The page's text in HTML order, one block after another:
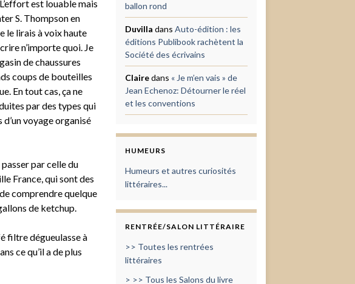
est louable mais
S. Thompson en
le lirais à voix haute
n’importe quoi. Je
de chaussures
coups de bouteilles
En tout cas, ça ne
par des types qui
voyage organisé
par celle du
France, qui sont des
comprendre quelque
de ketchup.
filtre dégueulasse à
ce qu’il a de plus
ballon rond
Duvilla dans Auto-édition : les
éditions Publibook rachètent la
Société des écrivains
Clairedans « Je m’en vais » de
Jean Echenoz: Détourner le réel
et les conventions
HUMEURS
Humeurs et autres curiosités
littéraires...
RENTRÉE/SALON LITTÉRAIRE
>> Toutes les rentrées
littéraires
> >> Tous les Salons du livre